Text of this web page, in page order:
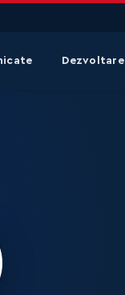
Dezvoltare